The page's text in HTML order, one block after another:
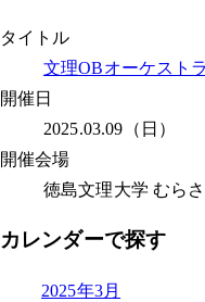
タイトル
文理OBオーケスト
開催日
2025.03.09（日）
開催会場
徳島文理大学 むら
カレンダーで探す
2025年3月